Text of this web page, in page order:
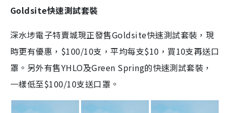
Goldsite快速測試套裝
深水埗電子特賣城現正發售Goldsite快速測試套裝，現
時更有優惠，$100/10支，平均每支$10，買10支再送口
罩。另外有售YHLO及Green Spring的快速測試套裝，
一樣低至$100/10支送口罩。